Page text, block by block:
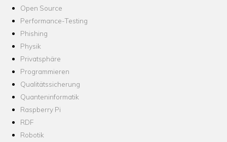
Open Source
Performance-Testing
Phishing
Physik
Privatsphäre
Programmieren
Qualitätssicherung
Quanteninformatik
Raspberry Pi
RDF
Robotik